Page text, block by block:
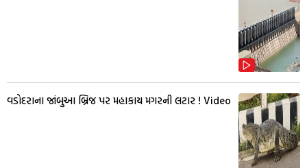
વડોદરાના જાંબુઆ બ્રિજ પર મહાકાય મગરની લટાર ! Video